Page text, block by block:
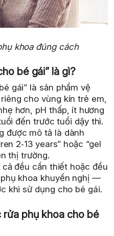
khoa đúng cách
bé gái” là gì?
gái” là sản phẩm vệ
cho vùng kín trẻ em,
hơn, pH thấp, ít hương
đến trước tuổi dậy thì.
được mô tả là dành
2‑13 years” hoặc “gel
thị trường.
đều cần thiết hoặc đều
khoa khuyến nghị —
khi sử dụng cho bé gái.
rửa phụ khoa cho bé